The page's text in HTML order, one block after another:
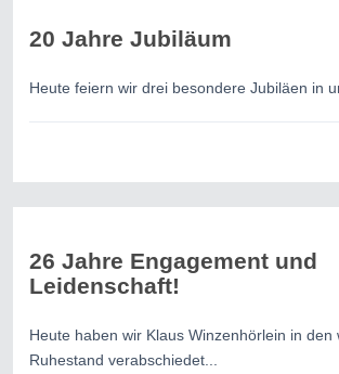
20 Jahre Jubiläum
Heute feiern wir drei besondere Jubiläen in
26 Jahre Engagement und
Leidenschaft!
Heute haben wir Klaus Winzenhörlein in den
Ruhestand verabschiedet...